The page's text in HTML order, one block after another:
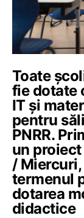
Toate
fie dotate
IT şi
pentru
PNRR.
un
/
termenul
dotarea
didactice